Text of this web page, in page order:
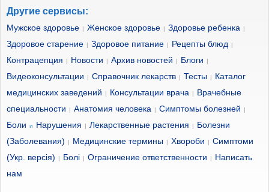
Другие сервисы:
Мужское здоровье | Женское здоровье | Здоровье ребенка |
Здоровое старение | Здоровое питание | Рецепты блюд |
Контрацепция | Новости | Архив новостей | Блоги |
Видеоконсультации | Справочник лекарств | Тесты |
Каталог
медицинских заведений
| Консультации врача |
Врачебные
специальности
| Анатомия человека | Симптомы болезней |
Боли и Нарушения | Лекарственные растения |
Болезни
(Заболевания)
| Медицинские термины | Хвороби | Симптоми
(Укр. версія)
| Болі | Ограничение ответственности |
Написать
нам